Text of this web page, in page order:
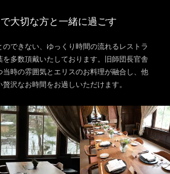
大切な方と一緒に過ごす
のできない、ゆっくり時間の流れるレストラ
多数頂戴いたしております。旧師団長官舎
当時の雰囲気とエリスのお料理が融合し、他
沢なお時間をお過しいただけます。